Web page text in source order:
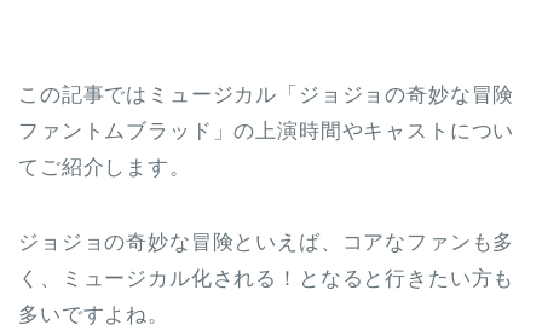
この記事ではミュージカル「ジョジョの奇妙な冒険
ファントムブラッド」の上演時間やキャストについ
てご紹介します。
ジョジョの奇妙な冒険といえば、コアなファンも多
く、ミュージカル化される！となると行きたい方も
多いですよね。